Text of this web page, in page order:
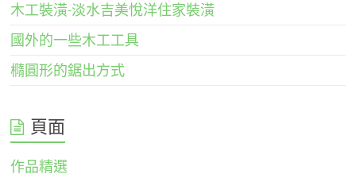
木工裝潢-淡水吉美悅洋住家裝潢
國外的一些木工工具
橢圓形的鋸出方式
頁面
作品精選